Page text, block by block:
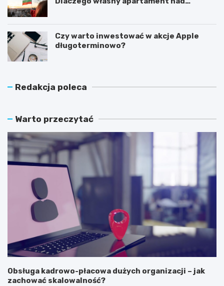
Czy warto inwestować w akcje Apple
długoterminowo?
Redakcja poleca
Warto przeczytać
Obsługa kadrowo-płacowa dużych organizacji – jak
zachować skalowalność?